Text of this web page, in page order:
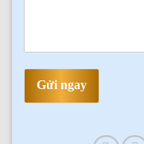
Gửi ngay